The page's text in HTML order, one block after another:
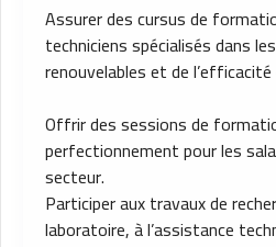
Assurer des cursus de
techniciens spécialisés dans
renouvelables et de
Offrir des sessions de
perfectionnement pour les
secteur.
Participer aux travaux de
laboratoire, à l’assistance